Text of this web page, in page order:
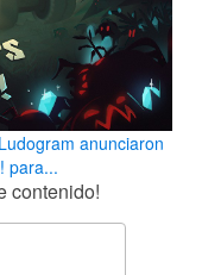
anunciaron
para...
contenido!